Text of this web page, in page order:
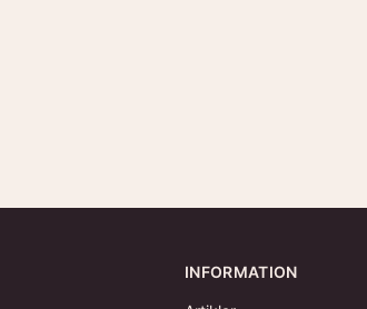
INFORMATION